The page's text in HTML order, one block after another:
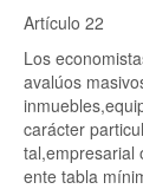
Artículo 22
Los
avalúos
carácter
tal,empresarial
ente tabla